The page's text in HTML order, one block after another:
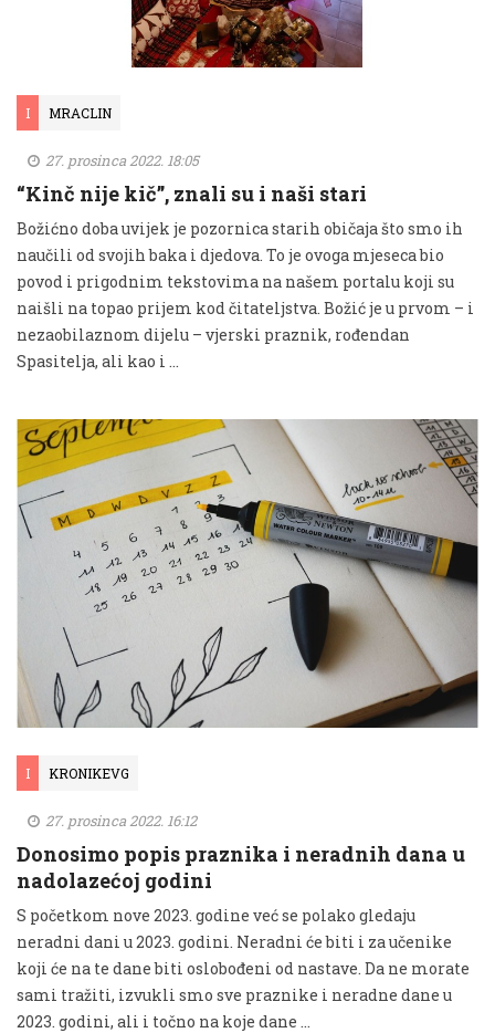
I MRACLIN
27. prosinca 2022. 18:05
“Kinč nije kič”, znali su i naši stari
Božićno doba uvijek je pozornica starih običaja što smo ih
naučili od svojih baka i djedova. To je ovoga mjeseca bio
povod i prigodnim tekstovima na našem portalu koji su
naišli na topao prijem kod čitateljstva. Božić je u prvom – i
nezaobilaznom dijelu – vjerski praznik, rođendan
Spasitelja, ali kao i …
I KRONIKEVG
27. prosinca 2022. 16:12
Donosimo popis praznika i neradnih dana u
nadolazećoj godini
S početkom nove 2023. godine već se polako gledaju
neradni dani u 2023. godini. Neradni će biti i za učenike
koji će na te dane biti oslobođeni od nastave. Da ne morate
sami tražiti, izvukli smo sve praznike i neradne dane u
2023. godini, ali i točno na koje dane …